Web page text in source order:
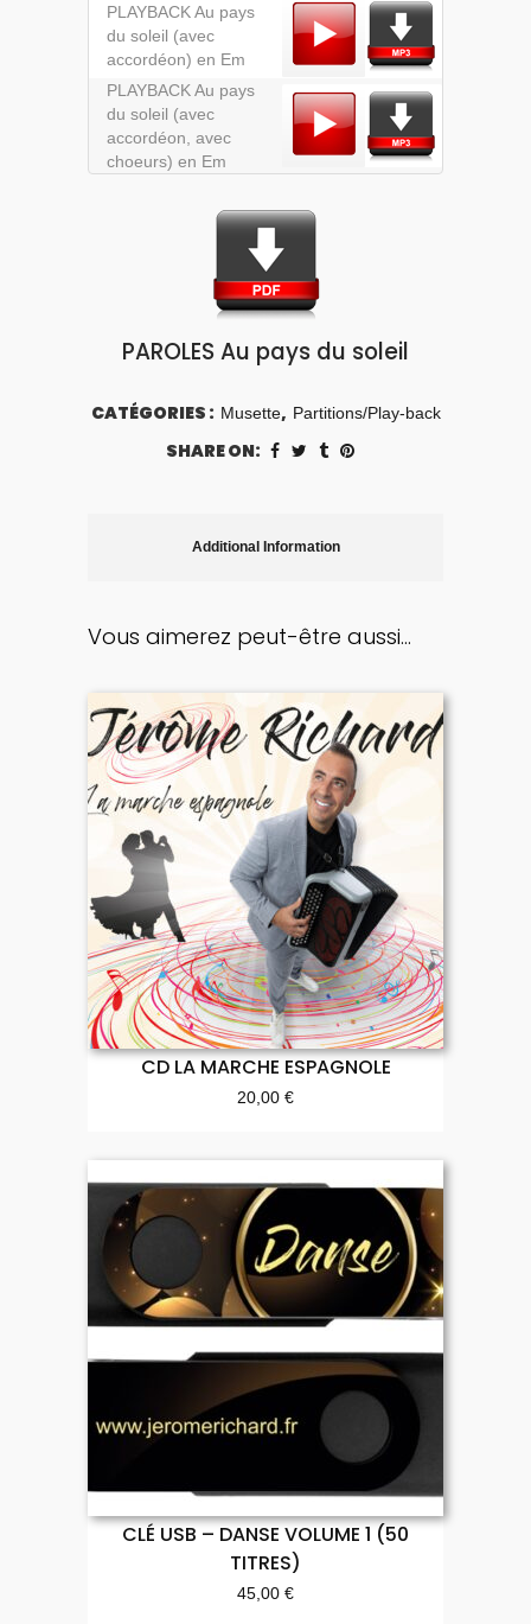
PLAYBACK Au pays
du soleil (avec
accordéon) en Em
PLAYBACK Au pays
du soleil (avec
accordéon, avec
choeurs) en Em
PAROLES Au pays du soleil
CATÉGORIES : Musette, Partitions/Play-back
SHARE ON:
Additional Information
Vous aimerez peut-être aussi…
CD LA MARCHE ESPAGNOLE
20,00 €
CLÉ USB – DANSE VOLUME 1 (50
TITRES)
45,00 €